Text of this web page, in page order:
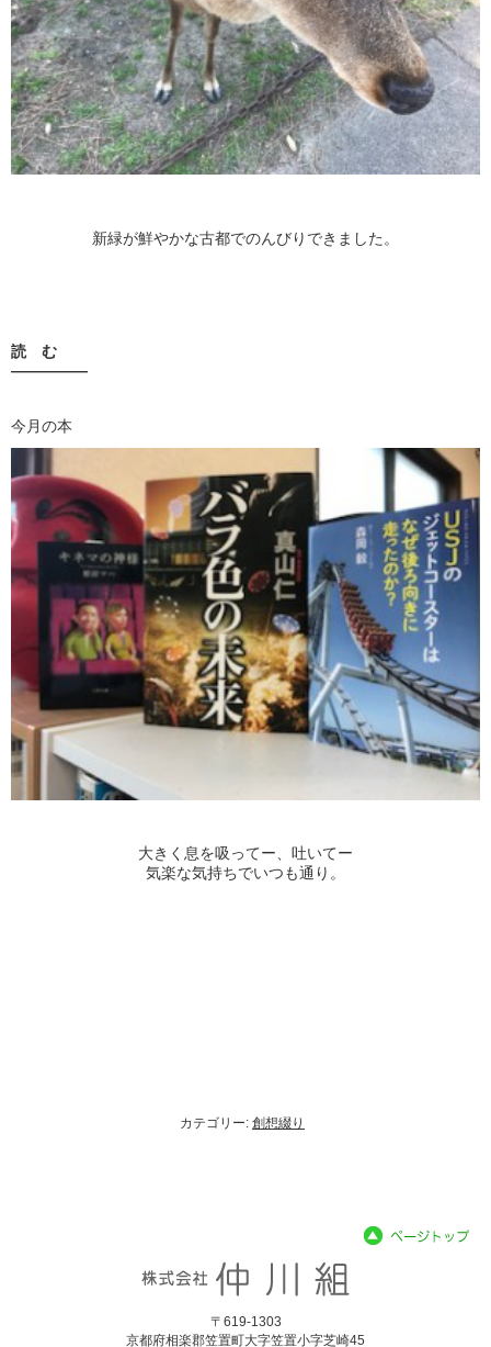
新緑が鮮やかな古都でのんびりできました。
読 む
—————
今月の本
大きく息を吸ってー、吐いてー
気楽な気持ちでいつも通り。
カテゴリー: 創想綴り
〒619-1303
京都府相楽郡笠置町大字笠置小字芝崎45